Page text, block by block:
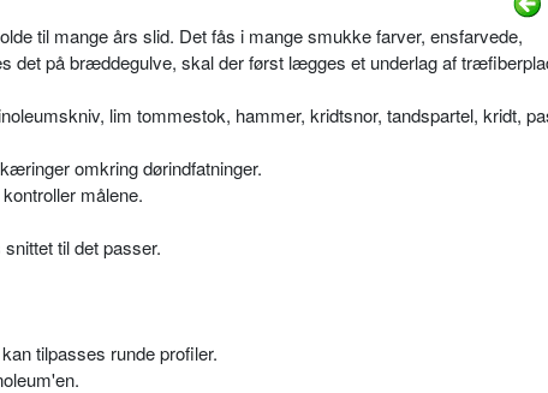
til mange års slid. Det fås i mange smukke farver, ensfarvede,
det på bræddegulve, skal der først lægges et underlag af
lim tommestok, hammer, kridtsnor, tandspartel, kridt,
omkring dørindfatninger.
målene.
til det passer.
tilpasses runde profiler.